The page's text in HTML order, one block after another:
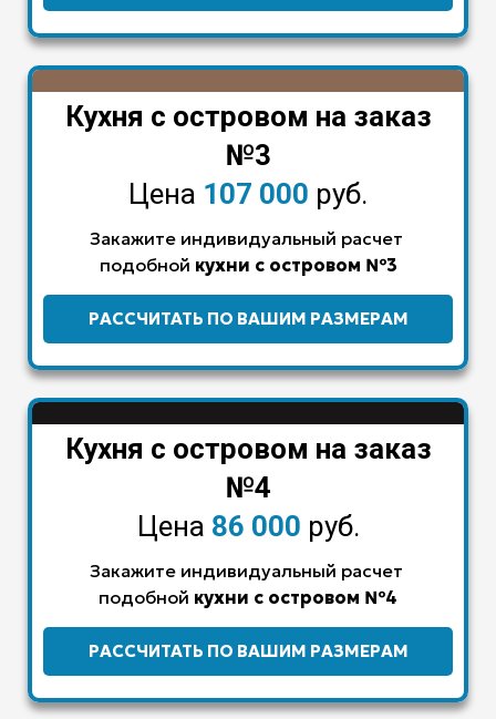
Кухня с островом на заказ
№3
Цена 107 000 руб.
Закажите индивидуальный расчет
подобной кухни с островом №3
РАССЧИТАТЬ ПО ВАШИМ РАЗМЕРАМ
Кухня с островом на заказ
№4
Цена 86 000 руб.
Закажите индивидуальный расчет
подобной кухни с островом №4
РАССЧИТАТЬ ПО ВАШИМ РАЗМЕРАМ